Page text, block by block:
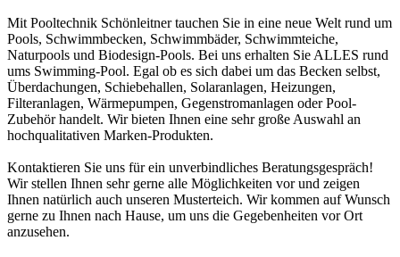
Mit Pooltechnik Schönleitner tauchen Sie in eine neue Welt rund um
Pools, Schwimmbecken, Schwimmbäder, Schwimmteiche,
Naturpools und Biodesign-Pools. Bei uns erhalten Sie ALLES rund
ums Swimming-Pool. Egal ob es sich dabei um das Becken selbst,
Überdachungen, Schiebehallen, Solaranlagen, Heizungen,
Filteranlagen, Wärmepumpen, Gegenstromanlagen oder Pool-
Zubehör handelt. Wir bieten Ihnen eine sehr große Auswahl an
hochqualitativen Marken-Produkten.
Kontaktieren Sie uns für ein unverbindliches Beratungsgespräch!
Wir stellen Ihnen sehr gerne alle Möglichkeiten vor und zeigen
Ihnen natürlich auch unseren Musterteich. Wir kommen auf Wunsch
gerne zu Ihnen nach Hause, um uns die Gegebenheiten vor Ort
anzusehen.